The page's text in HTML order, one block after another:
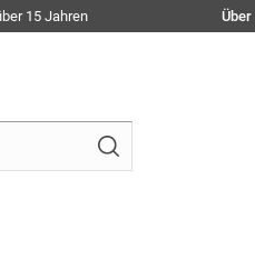
15 Jahren Über